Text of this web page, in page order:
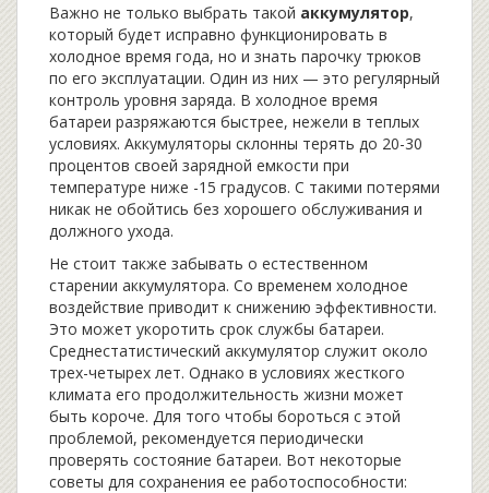
Важно не только выбрать такой аккумулятор,
который будет исправно функционировать в
холодное время года, но и знать парочку трюков
по его эксплуатации. Один из них — это регулярный
контроль уровня заряда. В холодное время
батареи разряжаются быстрее, нежели в теплых
условиях. Аккумуляторы склонны терять до 20-30
процентов своей зарядной емкости при
температуре ниже -15 градусов. С такими потерями
никак не обойтись без хорошего обслуживания и
должного ухода.
Не стоит также забывать о естественном
старении аккумулятора. Со временем холодное
воздействие приводит к снижению эффективности.
Это может укоротить срок службы батареи.
Среднестатистический аккумулятор служит около
трех-четырех лет. Однако в условиях жесткого
климата его продолжительность жизни может
быть короче. Для того чтобы бороться с этой
проблемой, рекомендуется периодически
проверять состояние батареи. Вот некоторые
советы для сохранения ее работоспособности: